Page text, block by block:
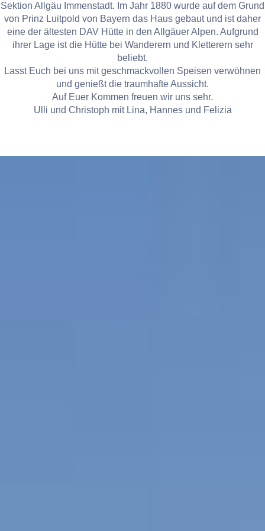
Sektion Allgäu Immenstadt. Im Jahr 1880 wurde auf dem Grund
von Prinz Luitpold von Bayern das Haus gebaut und ist daher
eine der ältesten DAV Hütte in den Allgäuer Alpen. Aufgrund
ihrer Lage ist die Hütte bei Wanderern und Kletterern sehr
beliebt.
Lasst Euch bei uns mit geschmackvollen Speisen verwöhnen
und genießt die traumhafte Aussicht.
Auf Euer Kommen freuen wir uns sehr.
Ulli und Christoph mit Lina, Hannes und Felizia